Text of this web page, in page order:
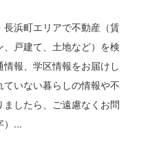
浜町エリアで不動産（賃
戸建て、土地など）を検
報、学区情報をお届けし
いない暮らしの情報や不
したら、ご遠慮なくお問
）...